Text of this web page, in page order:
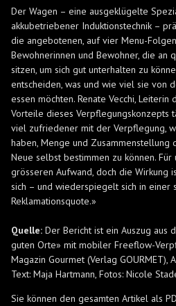
Der Wagen – eine ausgeklügelte
akkubetriebener Induktionstechnik –
die angebotenen, auf vier Menu-
Bewohnerinnen und Bewohner, die an
sitzen, um sich gut unterhalten zu
entscheiden, was und wie viel sie von
essen möchten. Renate Vecchi,
Vorteile dieses Verpflegungskonzepts
viel zufriedener mit der Verpflegung,
haben, Menge und Zusammenstellung
Neue selbst bestimmen zu können.
grösseren Aufwand, doch die Wirkung
sich – und wiederspiegelt sich in einer
Reklamationsquote.»
Quelle: Der Bericht ist ein Auszug aus
guten Orte» mit mobiler Freeflow-
Magazin Gourmet (Verlag
Text: Maja Hartmann, Fotos: Nicole
Sie können den gesamten Artikel als